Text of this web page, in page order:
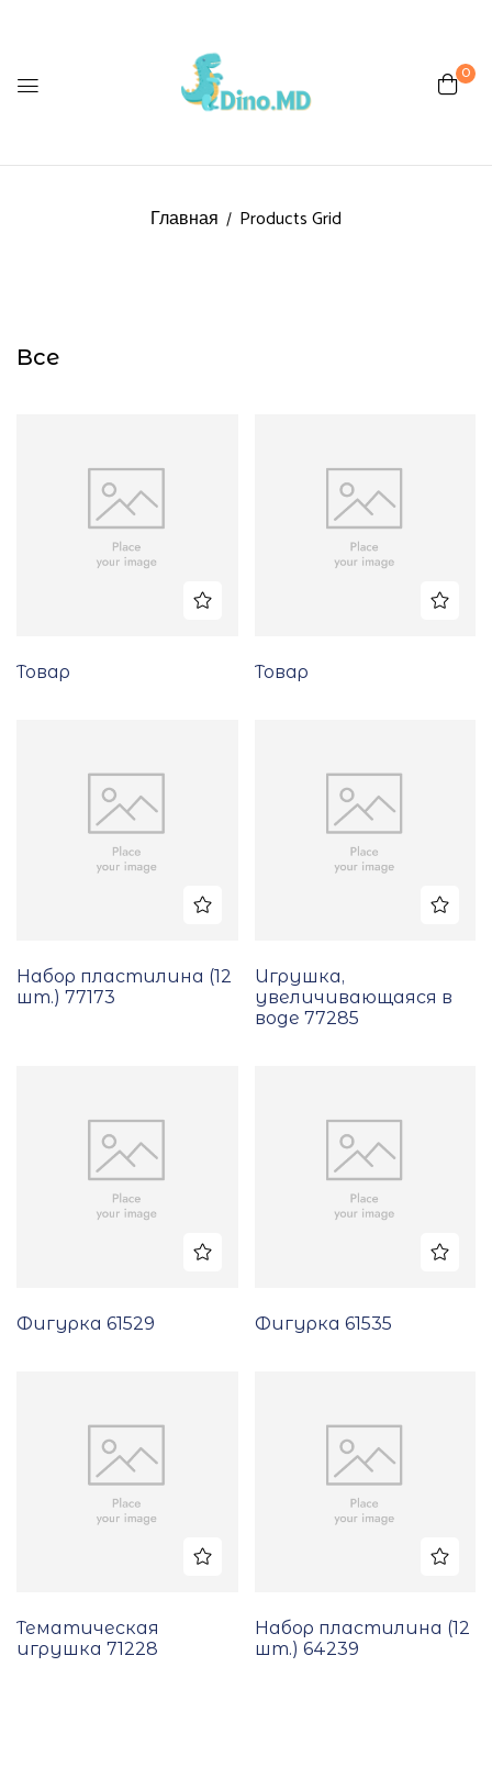
0
Главная Products Grid
Все
Товар Товар
Набор пластилина (12
шт.) 77173
Игрушка,
увеличивающаяся в
воде 77285
Фигурка 61529 Фигурка 61535
Тематическая
игрушка 71228
Набор пластилина (12
шт.) 64239